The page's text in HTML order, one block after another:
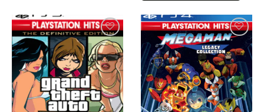
produto
tem
várias
variantes.
As
opções
podem
ser